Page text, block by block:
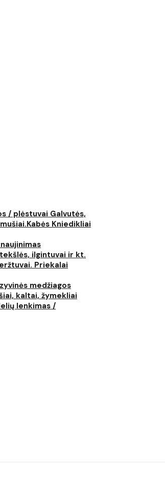
/ plėstuvai Galvutės,
Kniedikliai
ilgintuvai ir kt.
Priekalai
medžiagos
kaltai, žymekliai
lenkimas /